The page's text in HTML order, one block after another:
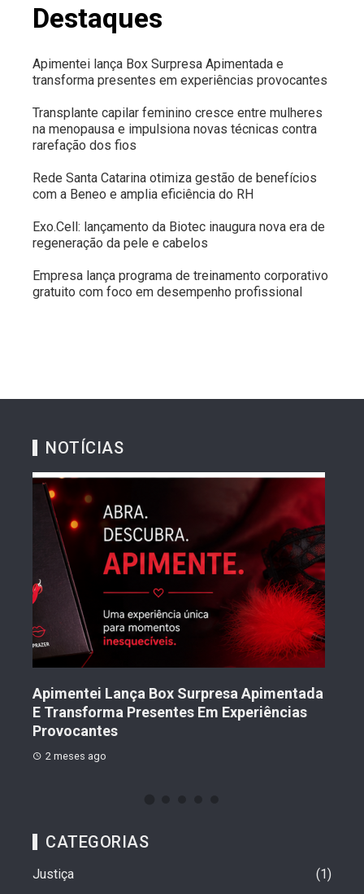
Destaques
Apimentei lança Box Surpresa Apimentada e
transforma presentes em experiências provocantes
Transplante capilar feminino cresce entre mulheres
na menopausa e impulsiona novas técnicas contra
rarefação dos fios
Rede Santa Catarina otimiza gestão de benefícios
com a Beneo e amplia eficiência do RH
Exo.Cell: lançamento da Biotec inaugura nova era de
regeneração da pele e cabelos
Empresa lança programa de treinamento corporativo
gratuito com foco em desempenho profissional
NOTÍCIAS
Apimentei Lança Box Surpresa Apimentada
E Transforma Presentes Em Experiências
Provocantes
2 meses ago
CATEGORIAS
Justiça 1